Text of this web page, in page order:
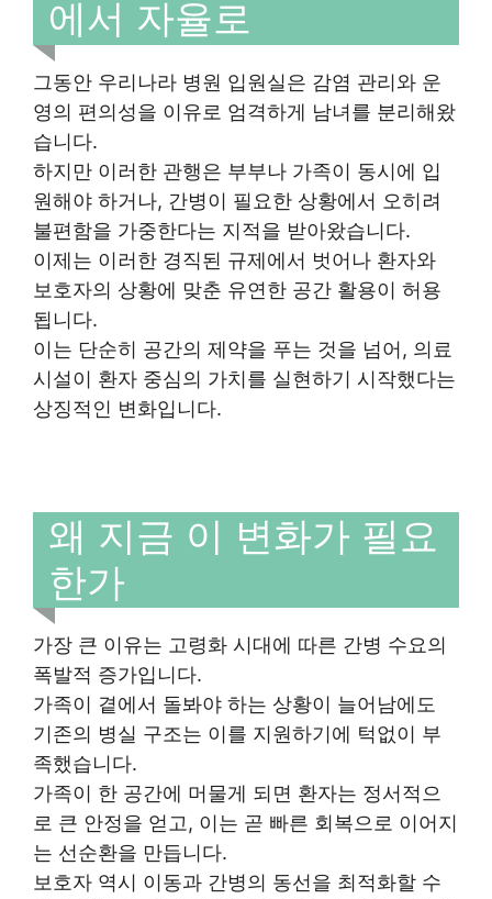
에서 자율로
그동안 우리나라 병원 입원실은 감염 관리와 운
영의 편의성을 이유로 엄격하게 남녀를 분리해왔
습니다.
하지만 이러한 관행은 부부나 가족이 동시에 입
원해야 하거나, 간병이 필요한 상황에서 오히려
불편함을 가중한다는 지적을 받아왔습니다.
이제는 이러한 경직된 규제에서 벗어나 환자와
보호자의 상황에 맞춘 유연한 공간 활용이 허용
됩니다.
이는 단순히 공간의 제약을 푸는 것을 넘어, 의료
시설이 환자 중심의 가치를 실현하기 시작했다는
상징적인 변화입니다.
왜 지금 이 변화가 필요
한가
가장 큰 이유는 고령화 시대에 따른 간병 수요의
폭발적 증가입니다.
가족이 곁에서 돌봐야 하는 상황이 늘어남에도
기존의 병실 구조는 이를 지원하기에 턱없이 부
족했습니다.
가족이 한 공간에 머물게 되면 환자는 정서적으
로 큰 안정을 얻고, 이는 곧 빠른 회복으로 이어지
는 선순환을 만듭니다.
보호자 역시 이동과 간병의 동선을 최적화할 수